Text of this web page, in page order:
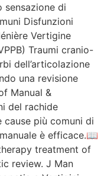
sensazione di
Disfunzioni
Vertigine
Traumi cranio-
dell’articolazione
una revisione
Manual &
del rachide
cause più comuni di
è efficace.📖
treatment of
review. J Man